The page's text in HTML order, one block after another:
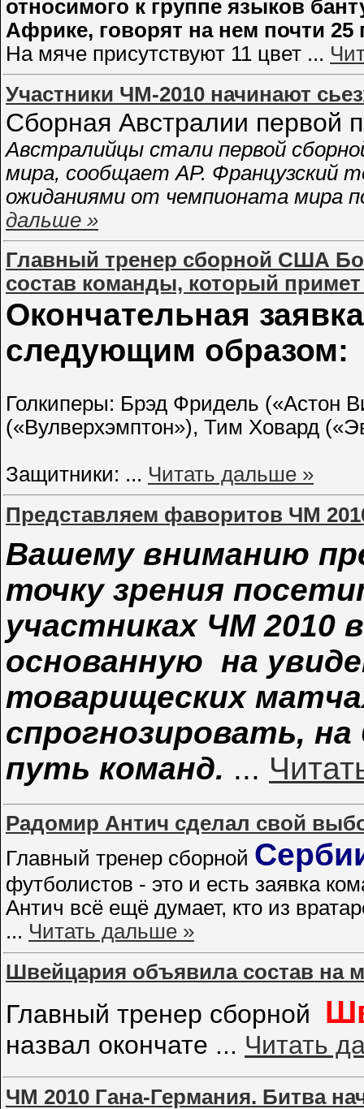
относимого к группе языков
Африке, говорят на нем почти 25
На мяче присутствуют 11 цвет ...
Участники ЧМ-2010 начинают
Сборная Австралии первой
Австралийцы стали первой
мира, сообщает AP. Французский
ожиданиями от чемпионата мира
дальше »
Главный тренер сборной США
состав команды, который
Окончательная
следующим образом:
Голкиперы: Брэд Фридель («Астон
(«Вулверхэмптон»), Тим Ховард
Защитники: ... Читать дальше »
Представляем фаворитов ЧМ
Вашему вниманию
точку зрения
участниках ЧМ 2010
основанную на
товарищеских
спрогнозировать,
путь команд. ...
Радомир Антич сделал свой
Главный тренер сборной
футболистов - это и есть заявка
Антич всё ещё думает, кто из
... Читать дальше »
Швейцария объявила состав на
Главный тренер сборной
назвал окончате ... Читать
ЧМ 2010 Гана-Германия. Битва